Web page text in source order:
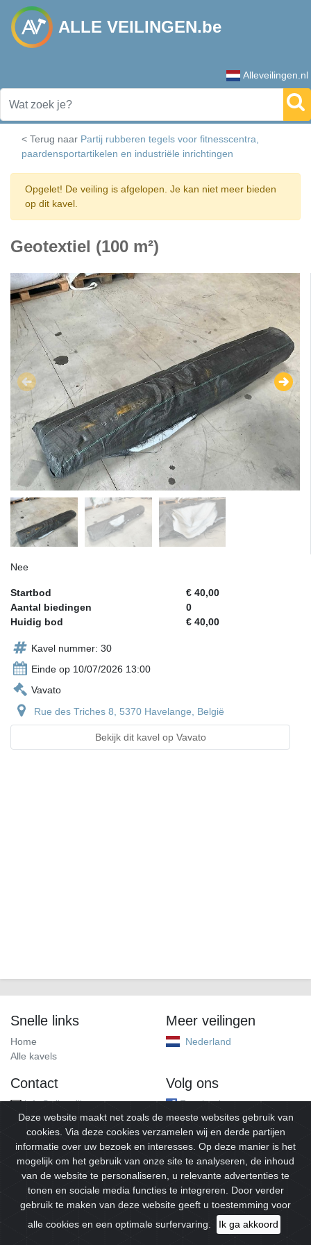
ALLE VEILINGEN.be
Alleveilingen.nl
< Terug naar Partij rubberen tegels voor fitnesscentra,
paardensportartikelen en industriële inrichtingen
Opgelet! De veiling is afgelopen. Je kan niet meer bieden
op dit kavel.
Geotextiel (100 m²)
Nee
Startbod
€ 40,00
Aantal biedingen
0
Huidig bod
€ 40,00
Kavel nummer: 30
Einde op 10/07/2026 13:00
Vavato
Rue des Triches 8, 5370 Havelange, België
Bekijk dit kavel op Vavato
Snelle links
Home
Alle kavels
Meer veilingen
Nederland
Contact
info@alleveilingen.net
Volg ons
Facebook
© 2026Alleveilingen.Alle rechten voorbehouden.
Deze website maakt net zoals de meeste websites gebruik van
cookies. Via deze cookies verzamelen wij en derde partijen
informatie over uw bezoek en interesses. Op deze manier is het
mogelijk om het gebruik van onze site te analyseren, de inhoud
van de website te personaliseren, u relevante advertenties te
tonen en sociale media functies te integreren. Door verder
gebruik te maken van deze website geeft u toestemming voor
alle cookies en een optimale surfervaring.
Ik ga akkoord